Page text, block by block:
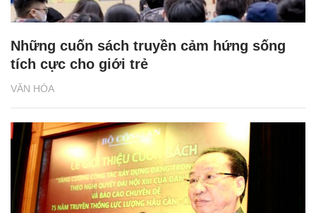
VĂN HÓA
Những cuốn sách truyền cảm hứng sống
tích cực cho giới trẻ